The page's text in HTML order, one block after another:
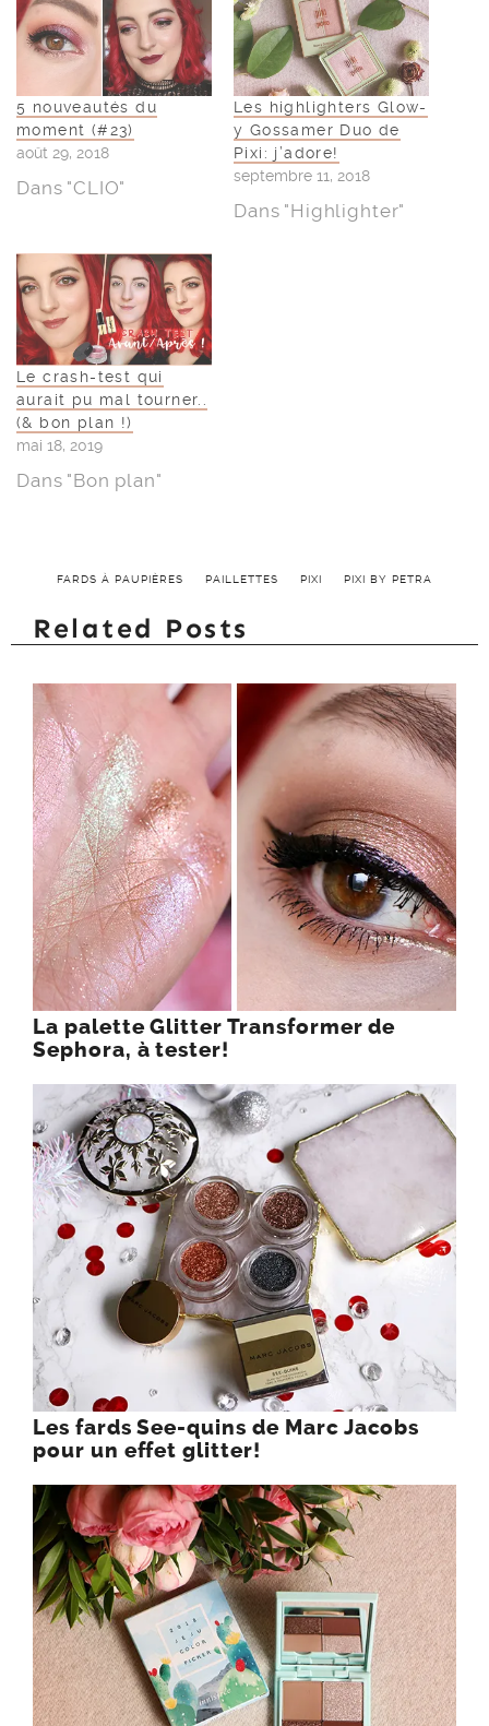
5 nouveautés du
moment (#23)
août 29, 2018
Dans "CLIO"
Les highlighters Glow-
y Gossamer Duo de
Pixi: j’adore!
septembre 11, 2018
Dans "Highlighter"
Le crash-test qui
aurait pu mal tourner..
(& bon plan !)
mai 18, 2019
Dans "Bon plan"
FARDS À PAUPIÈRES PAILLETTES PIXI PIXI BY PETRA
Related Posts
La palette Glitter Transformer de
Sephora, à tester!
Les fards See-quins de Marc Jacobs
pour un effet glitter!